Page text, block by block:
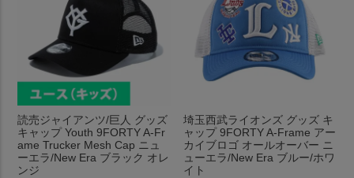
読売ジャイアンツ/巨人 グッズ
キャップ Youth 9FORTY A-Fr
ame Trucker Mesh Cap ニュ
ーエラ/New Era ブラック オレ
ンジ
埼玉西武ライオンズ グッズ キ
ャップ 9FORTY A-Frame アー
カイブロゴ オールオーバー ニ
ューエラ/New Era ブルー/ホワ
イト